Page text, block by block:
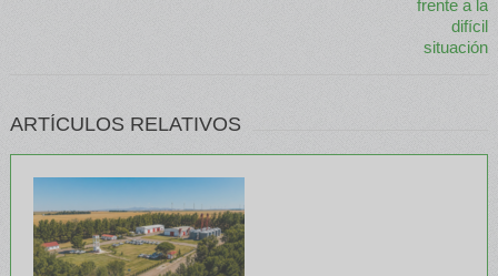
ARTÍCULOS RELATIVOS